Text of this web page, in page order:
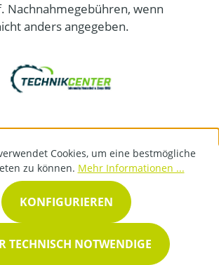
Nachnahmegebühren, wenn
anders angegeben.
Cookies, um eine bestmögliche
zu können. Mehr Informationen ...
TECHNISCH NOTWENDIGE
KONFIGURIEREN